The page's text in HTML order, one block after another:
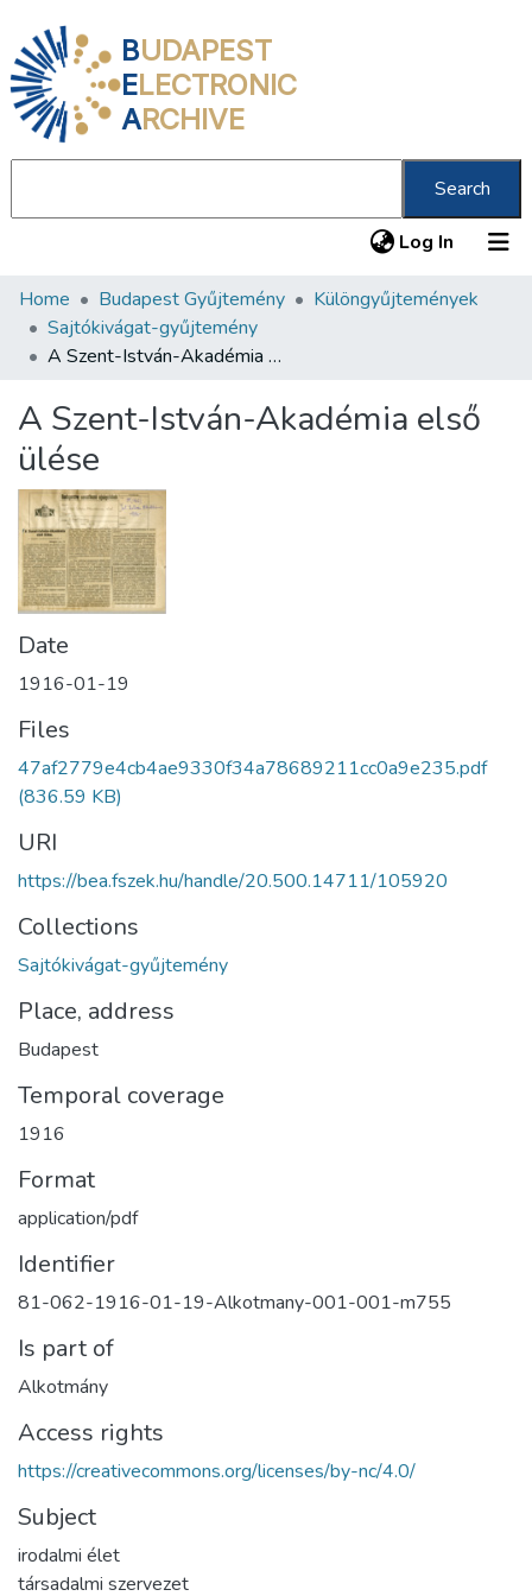
BUDAPEST
ELECTRONIC
ARCHIVE
Search
Log In (current)
Communities & Collections
All of DSpace
About us
Home Budapest Gyűjtemény
Különgyűjtemények
Sajtókivágat-gyűjtemény
A Szent-István-Akadémia első ülése
A Szent-István-Akadémia első
ülése
Date
1916-01-19
Files
47af2779e4cb4ae9330f34a78689211cc0a9e235.pdf
(836.59 KB)
URI
https://bea.fszek.hu/handle/20.500.14711/105920
Collections
Sajtókivágat-gyűjtemény
Place, address
Budapest
Temporal coverage
1916
Format
application/pdf
Identifier
81-062-1916-01-19-Alkotmany-001-001-m755
Is part of
Alkotmány
Access rights
https://creativecommons.org/licenses/by-nc/4.0/
Subject
irodalmi élet
társadalmi szervezet